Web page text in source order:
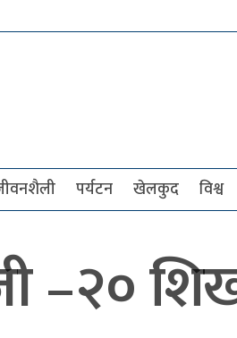
पर्यटन खेलकुद विश्व
जी –२०